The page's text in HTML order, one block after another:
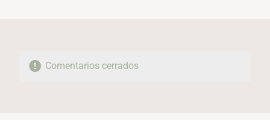
Comentarios cerrados